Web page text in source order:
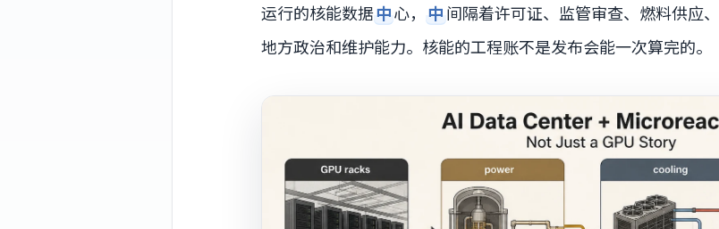
运行的核能数据中心， 中间隔着许可证、监管审查、燃料供应
地方政治和维护能力。核能的工程账不是发布会能一次算完的。